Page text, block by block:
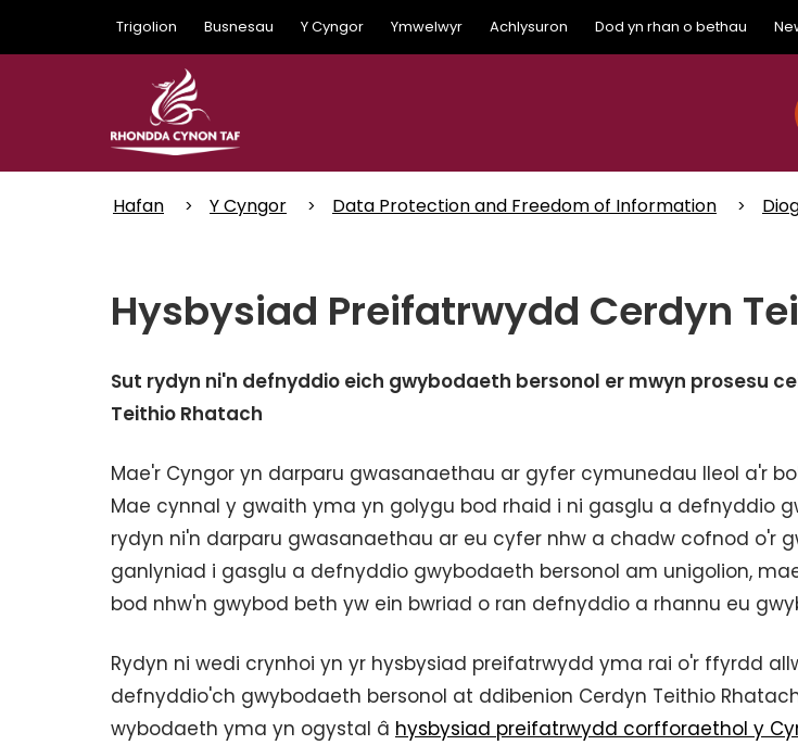
main
Trigolion Busnesau Y Cyngor Ymwelwyr Achlysuron Dod yn rhan o bethau
Hafan Y Cyngor Data Protection and Freedom of Information
Hysbysiad Preifatrwydd Cerdyn
Sut rydyn ni'n defnyddio eich gwybodaeth bersonol er mwyn prosesu
Teithio Rhatach
Mae'r Cyngor yn darparu gwasanaethau ar gyfer cymunedau lleol a'r
Mae cynnal y gwaith yma yn golygu bod rhaid i ni gasglu a defnyddio
rydyn ni'n darparu gwasanaethau ar eu cyfer nhw a chadw cofnod o'r
ganlyniad i gasglu a defnyddio gwybodaeth bersonol am unigolion,
bod nhw'n gwybod beth yw ein bwriad o ran defnyddio a rhannu eu
Rydyn ni wedi crynhoi yn yr hysbysiad preifatrwydd yma rai o'r ffyrdd
defnyddio'ch gwybodaeth bersonol at ddibenion Cerdyn Teithio
wybodaeth yma yn ogystal â hysbysiad preifatrwydd corfforaethol y